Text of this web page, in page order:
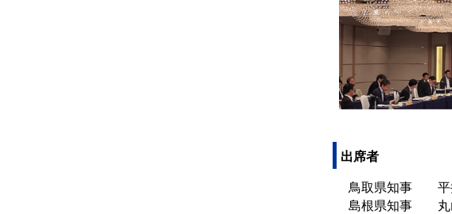
出席者
鳥取県知事 平井
島根県知事 丸山